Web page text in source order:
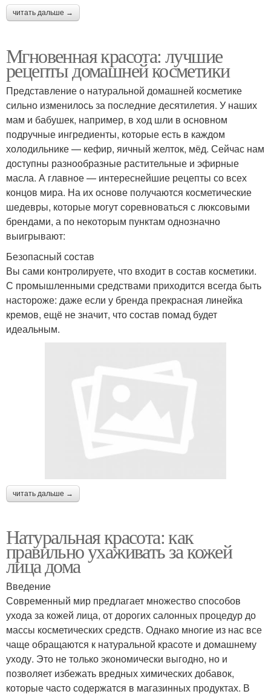
читать дальше →
Мгновенная красота: лучшие
рецепты домашней косметики
Представление о натуральной домашней косметике
сильно изменилось за последние десятилетия. У наших
мам и бабушек, например, в ход шли в основном
подручные ингредиенты, которые есть в каждом
холодильнике — кефир, яичный желток, мёд. Сейчас нам
доступны разнообразные растительные и эфирные
масла. А главное — интереснейшие рецепты со всех
концов мира. На их основе получаются косметические
шедевры, которые могут соревноваться с люксовыми
брендами, а по некоторым пунктам однозначно
выигрывают:
Безопасный состав
Вы сами контролируете, что входит в состав косметики.
С промышленными средствами приходится всегда быть
настороже: даже если у бренда прекрасная линейка
кремов, ещё не значит, что состав помад будет
идеальным.
читать дальше →
Натуральная красота: как
правильно ухаживать за кожей
лица дома
Введение
Современный мир предлагает множество способов
ухода за кожей лица, от дорогих салонных процедур до
массы косметических средств. Однако многие из нас все
чаще обращаются к натуральной красоте и домашнему
уходу. Это не только экономически выгодно, но и
позволяет избежать вредных химических добавок,
которые часто содержатся в магазинных продуктах. В